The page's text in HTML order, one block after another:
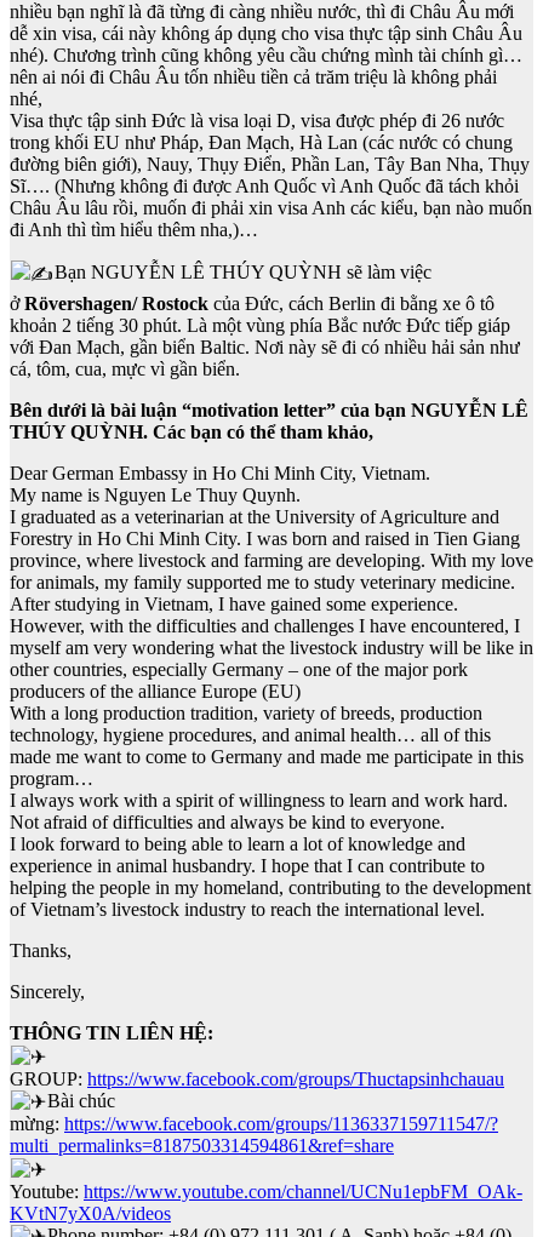
nhiều bạn nghĩ là đã từng đi càng nhiều nước, thì đi Châu Âu mới
dễ xin visa, cái này không áp dụng cho visa thực tập sinh Châu Âu
nhé). Chương trình cũng không yêu cầu chứng mình tài chính gì…
nên ai nói đi Châu Âu tốn nhiều tiền cả trăm triệu là không phải
nhé,
Visa thực tập sinh Đức là visa loại D, visa được phép đi 26 nước
trong khối EU như Pháp, Đan Mạch, Hà Lan (các nước có chung
đường biên giới), Nauy, Thụy Điển, Phần Lan, Tây Ban Nha, Thụy
Sĩ…. (Nhưng không đi được Anh Quốc vì Anh Quốc đã tách khỏi
Châu Âu lâu rồi, muốn đi phải xin visa Anh các kiểu, bạn nào muốn
đi Anh thì tìm hiểu thêm nha,)…
Bạn NGUYỄN LÊ THÚY QUỲNH sẽ làm việc
ởRövershagen/ Rostock của Đức, cách Berlin đi bằng xe ô tô
khoản 2 tiếng 30 phút. Là một vùng phía Bắc nước Đức tiếp giáp
với Đan Mạch, gần biển Baltic. Nơi này sẽ đi có nhiều hải sản như
cá, tôm, cua, mực vì gần biển.
Bên dưới là bài luận “motivation letter” của bạn NGUYỄN LÊ
THÚY QUỲNH. Các bạn có thể tham khảo,
Dear German Embassy in Ho Chi Minh City, Vietnam.
My name is Nguyen Le Thuy Quynh.
I graduated as a veterinarian at the University of Agriculture and
Forestry in Ho Chi Minh City. I was born and raised in Tien Giang
province, where livestock and farming are developing. With my love
for animals, my family supported me to study veterinary medicine.
After studying in Vietnam, I have gained some experience.
However, with the difficulties and challenges I have encountered, I
myself am very wondering what the livestock industry will be like in
other countries, especially Germany – one of the major pork
producers of the alliance Europe (EU)
With a long production tradition, variety of breeds, production
technology, hygiene procedures, and animal health… all of this
made me want to come to Germany and made me participate in this
program…
I always work with a spirit of willingness to learn and work hard.
Not afraid of difficulties and always be kind to everyone.
I look forward to being able to learn a lot of knowledge and
experience in animal husbandry. I hope that I can contribute to
helping the people in my homeland, contributing to the development
of Vietnam’s livestock industry to reach the international level.
Thanks,
Sincerely,
THÔNG TIN LIÊN HỆ:
GROUP: https://www.facebook.com/groups/Thuctapsinhchauau
Bài chúc
mừng: https://www.facebook.com/groups/1136337159711547/?
multi_permalinks=8187503314594861&ref=share
Youtube: https://www.youtube.com/channel/UCNu1epbFM_OAk-
KVtN7yX0A/videos